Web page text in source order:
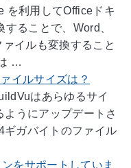
を利用してOfficeドキ
ることで、Word、
イルも変換すること
…
イルサイズは？
はあらゆるサイ
うにアップデートさ
ギガバイトのファイル
をサポートしていま